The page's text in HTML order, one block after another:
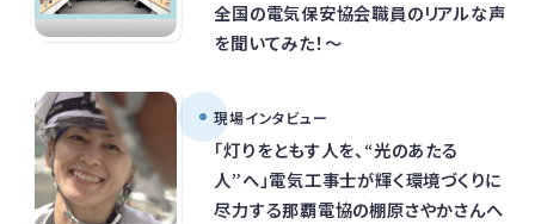
全国の電気保安協会職員のリアルな声
を聞いてみた！～
現場インタビュー
「灯りをともす人を、“光のあたる
人”へ」電気工事士が輝く環境づくりに
尽力する那覇電協の棚原さやかさんへ